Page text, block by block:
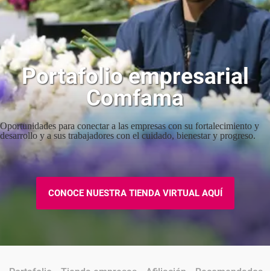
CONOCE NUESTRA TIENDA VIRTUAL AQUÍ
Oportunidades para conectar a las empresas con su fortalecimiento y
desarrollo y a sus trabajadores con el cuidado, bienestar y progreso.
Portafolio empresarial
Comfama